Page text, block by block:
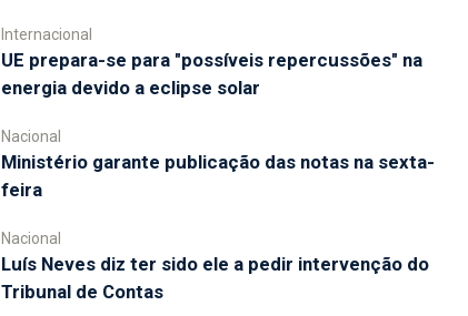
Internacional
UE prepara-se para "possíveis repercussões" na
energia devido a eclipse solar
Nacional
Ministério garante publicação das notas na sexta-
feira
Nacional
Luís Neves diz ter sido ele a pedir intervenção do
Tribunal de Contas